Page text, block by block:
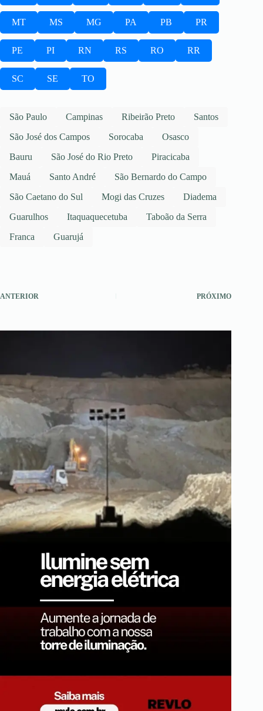
MT MS MG PA PB PR
PE PI RN RS RO RR
SC SE TO
São Paulo Campinas Ribeirão Preto
Santos
São José dos Campos
Sorocaba
Osasco
Bauru
São José do Rio Preto
Piracicaba
Mauá
Santo André
São Bernardo do Campo
São Caetano do Sul
Mogi das Cruzes
Diadema
Guarulhos
Itaquaquecetuba
Taboão da Serra
Franca
Guarujá
ANTERIOR PRÓXIMO